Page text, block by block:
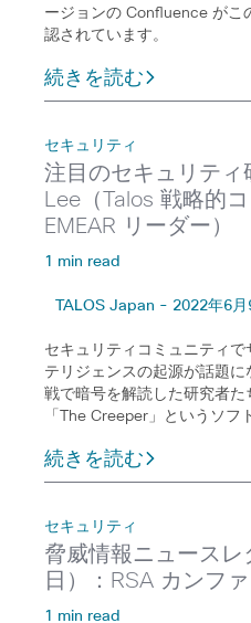
ージョンの Confluence がこ
認されています。
続きを読む
セキュリティ
注目のセキュリティ
Lee（Talos 戦略的
EMEAR リーダー）
1 min read
TALOS Japan - 2022年6月
セキュリティコミュニティ
テリジェンスの起源が話題
戦で暗号を解読した研究者
「The Creeper」というソフ
続きを読む
セキュリティ
脅威情報ニュース
日）：RSA カンフ
1 min read